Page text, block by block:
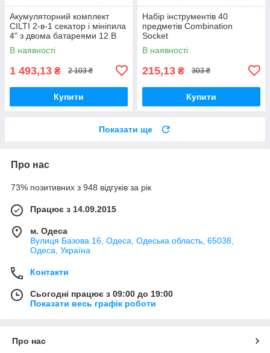
Акумуляторний комплект
CILTI 2-в-1 секатор і мініпила
4" з двома батареями 12 В
В наявності
1 493,13 ₴ 2 103 ₴
Купити
Набір інструментів 40
предметів Combination
Socket
В наявності
215,13 ₴ 303 ₴
Купити
Показати ще
Про нас
73% позитивних з 948 відгуків за рік
Працює з 14.09.2015
м. Одеса
Вулиця Базова 16, Одеса, Одеська область, 65038,
Одеса, Україна
Контакти
Сьогодні працює з 09:00 до 19:00
Показати весь графік роботи
Про нас